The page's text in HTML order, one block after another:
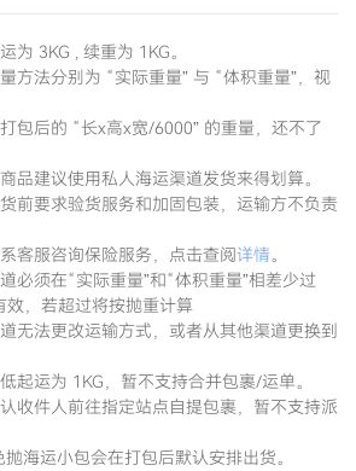
为 3KG , 续重为 1KG。
方法分别为 “实际重量” 与 “体积重量”，视
包后的 “长x高x宽/6000” 的重量，还不了
品建议使用私人海运渠道发货来得划算。
前要求验货服务和加固包装，运输方不负责
客服咨询保险服务，点击查阅详情。
必须在“实际重量”和“体积重量”相差少过
效，若超过将按抛重计算
无法更改运输方式，或者从其他渠道更换到
起运为 1KG，暂不支持合并包裹/运单。
收件人前往指定站点自提包裹，暂不支持派
海运小包会在打包后默认安排出货。